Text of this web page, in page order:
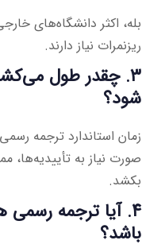
بله، اکثر دانشگاه‌های
ریزنمرات نیاز دارند.
۳. چقدر طول
شود؟
بکشد.
۴. آیا ترجمه
باشد؟